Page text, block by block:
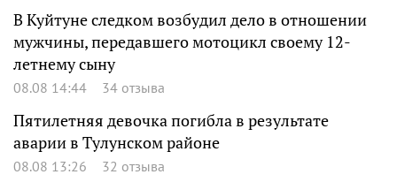
В Куйтуне следком возбудил дело в отношении
мужчины, передавшего мотоцикл своему 12-
летнему сыну
08.08 14:44 34 отзыва
Пятилетняя девочка погибла в результате
аварии в Тулунском районе
08.08 13:26 32 отзыва